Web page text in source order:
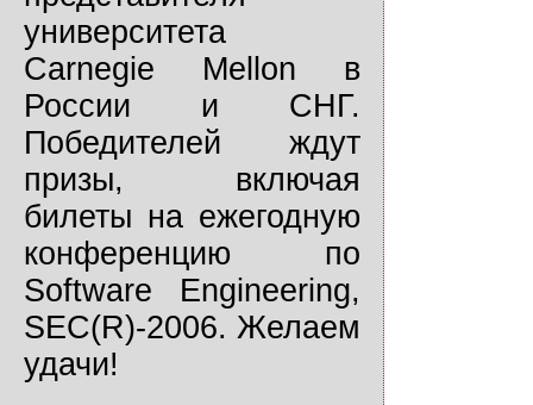
университета
Carnegie Mellon в
России и СНГ.
Победителей ждут
призы, включая
билеты на ежегодную
конференцию по
Software Engineering,
SEC(R)-2006. Желаем
удачи!